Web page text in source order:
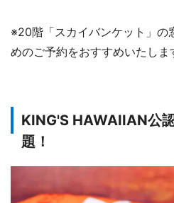
※20階「スカイバンケット」の
めのご予約をおすすめいたしま
KING'S HAWAIIAN公
題！